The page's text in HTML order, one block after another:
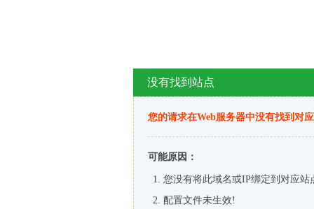
没有找到站点
您的请求在Web服务器中没有找到对
可能原因：
您没有将此域名或IP绑定到对应站
配置文件未生效!